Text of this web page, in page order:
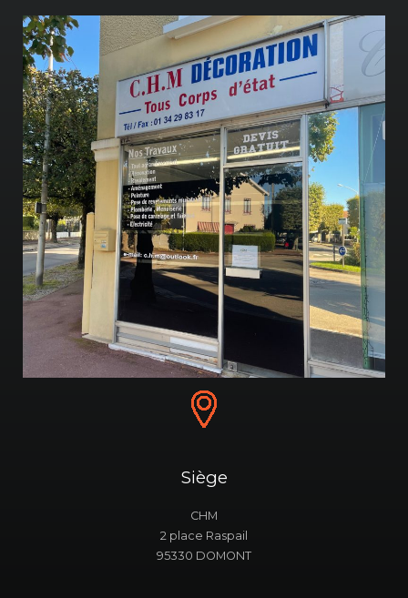
Siège
CHM
2 place Raspail
95330 DOMONT